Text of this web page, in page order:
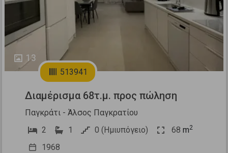
13
513941
Διαμέρισμα 68τ.μ. προς πώληση
Παγκράτι - Άλσος Παγκρατίου
2
1 0 (Ημιυπόγειο) 68 m2
1968